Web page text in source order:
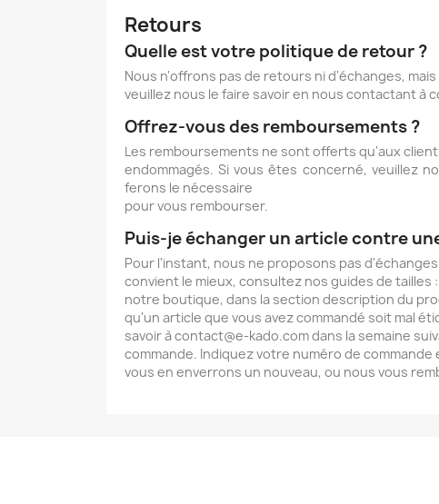
Retours
Quelle est votre politique de retour ?
Nous n'offrons pas de retours ni d'échanges,
veuillez nous le faire savoir en nous contactant à
Offrez-vous des remboursements ?
Les remboursements ne sont offerts qu'aux
endommagés. Si vous êtes concerné, veuillez
ferons le nécessaire
pour vous rembourser.
Puis-je échanger un article contre
Pour l'instant, nous ne proposons pas
convient le mieux, consultez nos guides de
notre boutique, dans la section description du
qu'un article que vous avez commandé soit mal
savoir à contact@e-kado.com dans la semaine
commande. Indiquez votre numéro de
vous en enverrons un nouveau, ou nous vous